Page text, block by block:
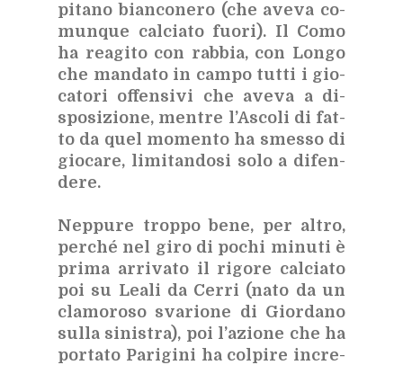
pi­ta­no bian­co­ne­ro (che ave­va co­
mun­que cal­cia­to fuo­ri). Il Como
ha rea­gi­to con rab­bia, con Lon­go
che man­da­to in cam­po tut­ti i gio­
ca­to­ri of­fen­si­vi che ave­va a di­
spo­si­zio­ne, men­tre l’A­sco­li di fat­
to da quel mo­men­to ha smes­so di
gio­ca­re, li­mi­tan­do­si solo a di­fen­
de­re.
Nep­pu­re trop­po bene, per al­tro,
per­ché nel giro di po­chi mi­nu­ti è
pri­ma ar­ri­va­to il ri­go­re cal­cia­to
poi su Lea­li da Cer­ri (nato da un
cla­mo­ro­so sva­rio­ne di Gior­da­no
sul­la si­ni­stra), poi l’a­zio­ne che ha
por­ta­to Pa­ri­gi­ni ha col­pi­re in­cre­